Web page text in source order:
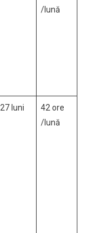
/lună
27 luni
42 ore
/lună